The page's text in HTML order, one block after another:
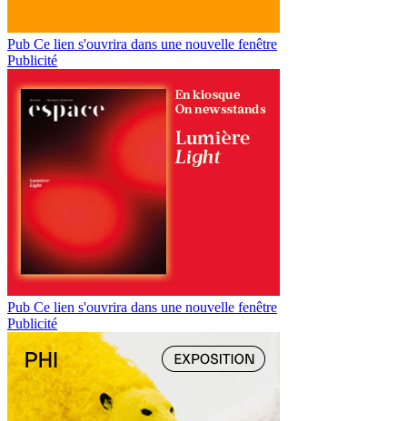
Pub Ce lien s'ouvrira dans une nouvelle fenêtre
Publicité
Pub Ce lien s'ouvrira dans une nouvelle fenêtre
Publicité